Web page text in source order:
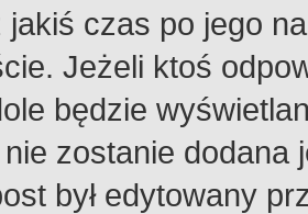
jakiś czas po jego
Jeżeli ktoś
będzie
zostanie dodana
był edytowany